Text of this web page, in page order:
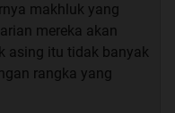
makhluk yang
mereka akan
asing itu tidak banyak
rangka yang